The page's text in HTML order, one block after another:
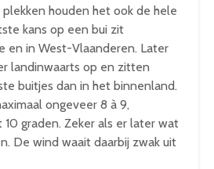
houden het ook de hele
kans op een bui zit
en in West-Vlaanderen. Later
landinwaarts op en zitten
buitjes dan in het binnenland.
ongeveer 8 à 9,
10 graden. Zeker als er later wat
De wind waait daarbij zwak uit